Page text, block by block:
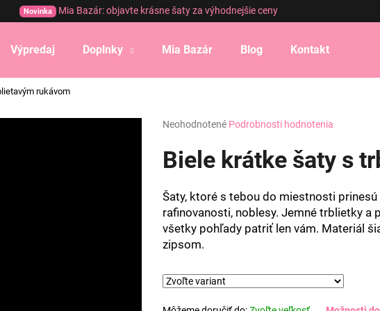
Novinka Mia Bazár: objavte krásne šaty za výhodnejšie ceny
Výpredaj Doplnky Mia Bazár Blog Kontakt
rukávom
Priemerné
produktu
je
z
5
hviezdičiek.
Neohodnotené Podrobnosti hodnotenia
Biele krátke šaty s
Šaty, ktoré s tebou do miestnosti
rafinovanosti, noblesy. Jemné trblietky a
všetky pohľady patriť len vám. Materiál
zipsom.
Čo potrebujete nájsť?
HĽADAŤ